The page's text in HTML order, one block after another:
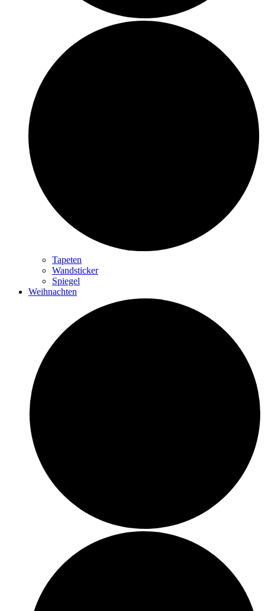
Tapeten
Wandsticker
Spiegel
Weihnachten